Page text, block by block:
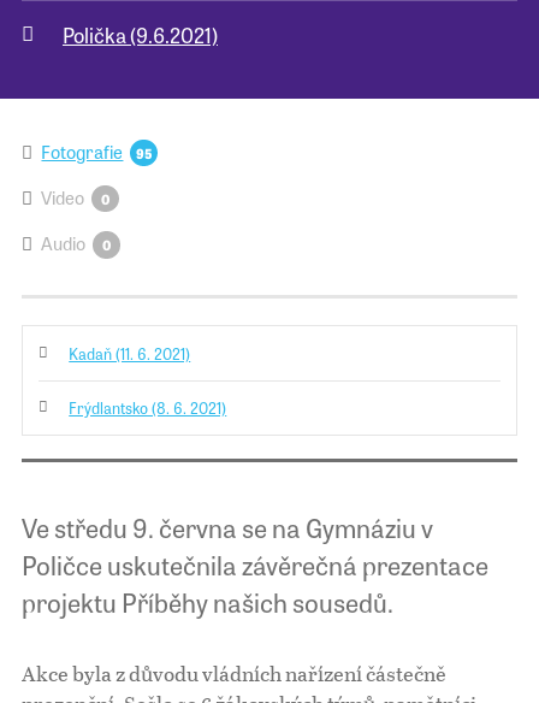
Polička (9.6.2021)
Fotografie 95
Video 0
Audio 0
Kadaň (11. 6. 2021)
Frýdlantsko (8. 6. 2021)
Ve středu 9. června se na Gymnáziu v
Poličce uskutečnila závěrečná prezentace
projektu Příběhy našich sousedů.
Akce byla z důvodu vládních nařízení částečně